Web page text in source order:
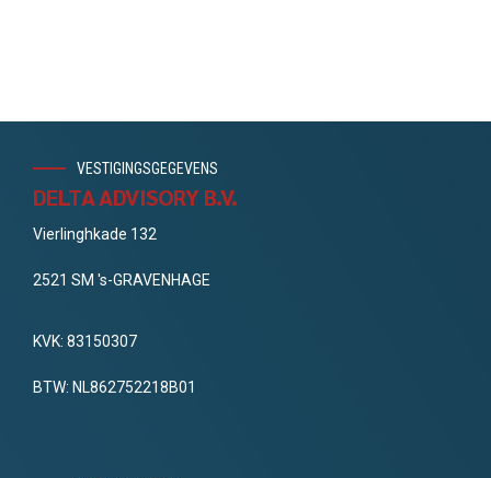
VESTIGINGSGEGEVENS
DELTA ADVISORY B.V.
Vierlinghkade 132
2521 SM 's-GRAVENHAGE
KVK: 83150307
BTW: NL862752218B01